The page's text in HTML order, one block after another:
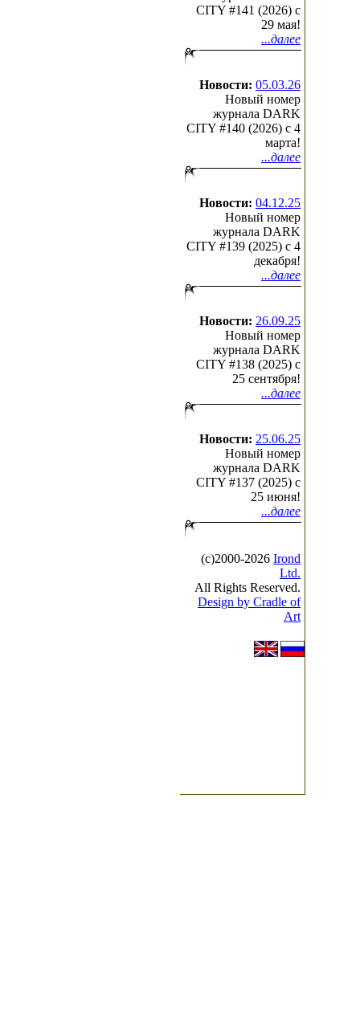
CITY #141 (2026) c
29 мая!
...далее
Новости: 05.03.26
Новый номер
журнала DARK
CITY #140 (2026) c 4
марта!
...далее
Новости: 04.12.25
Новый номер
журнала DARK
CITY #139 (2025) c 4
декабря!
...далее
Новости: 26.09.25
Новый номер
журнала DARK
CITY #138 (2025) c
25 сентября!
...далее
Новости: 25.06.25
Новый номер
журнала DARK
CITY #137 (2025) c
25 июня!
...далее
(с)2000-2026 Irond
Ltd.
All Rights Reserved.
Design by Cradle of
Art